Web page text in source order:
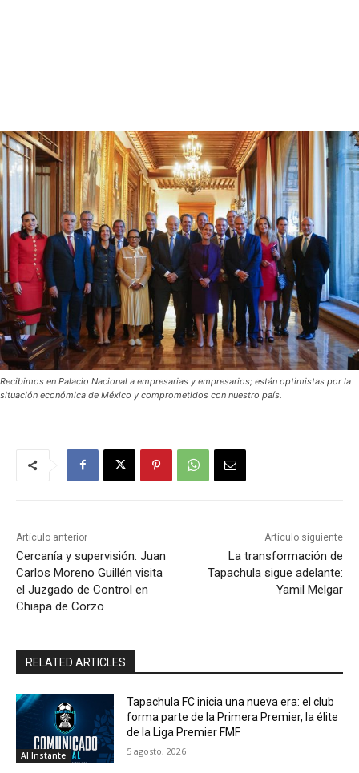
Recibimos en Palacio Nacional a empresarias y empresarios; están optimistas por la
situación económica de México y comprometidos con nuestro país.
Artículo anterior
Cercanía y supervisión: Juan
Carlos Moreno Guillén visita
el Juzgado de Control en
Chiapa de Corzo
Artículo siguiente
La transformación de
Tapachula sigue adelante:
Yamil Melgar
RELATED ARTICLES
Al Instante
Tapachula FC inicia una nueva era: el club
forma parte de la Primera Premier, la élite
de la Liga Premier FMF
5 agosto, 2026